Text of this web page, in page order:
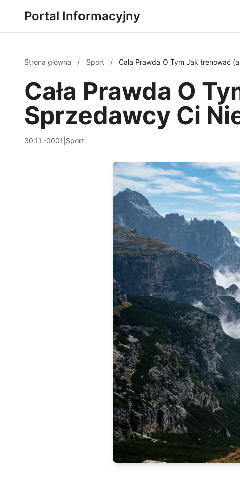
Portal Informacyjny
Strona główna / Sport / Cała Prawda O Tym Jak trenować
Cała Prawda O
Sprzedawcy Ci
30.11.-0001 Sport